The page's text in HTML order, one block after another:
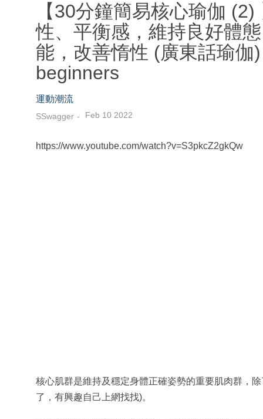
【30分鐘簡易核心瑜伽
性、平衡感，維持良好體
能，改善惰性 (廣東話瑜
beginners
運動潮流
SSwagger Feb 10 2022
https://www.youtube.com/watch?v=S3pkcZ2gkQw
核心肌群是維持及穩定身體正確姿勢的重要肌肉群，
了，有興趣自己上網找找)。